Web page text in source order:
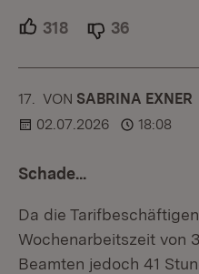
318 Unterstützer.
36
17. KOMMENTAR
VON :SABRINA EXNER
02.07.2026
18:08
Schade...
Da die
Wochenarbeitszeit von
Beamten jedoch 41